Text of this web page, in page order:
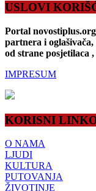
USLOVI
Portal
partnera i
od strane posjetilaca
IMPRESUM
KORISNI
O NAMA
LJUDI
KULTURA
PUTOVANJA
ŽIVOTINJE